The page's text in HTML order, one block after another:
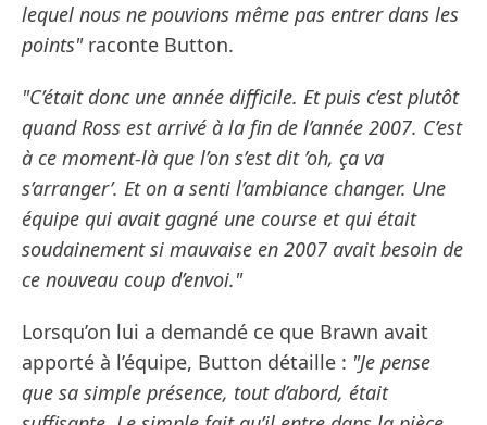
lequel nous ne pouvions même pas entrer dans les
points"raconte Button.
"C’était donc une année difficile. Et puis c’est plutôt
quand Ross est arrivé à la fin de l’année 2007. C’est
à ce moment-là que l’on s’est dit ’oh, ça va
s’arranger’. Et on a senti l’ambiance changer. Une
équipe qui avait gagné une course et qui était
soudainement si mauvaise en 2007 avait besoin de
ce nouveau coup d’envoi."
Lorsqu’on lui a demandé ce que Brawn avait
apporté à l’équipe, Button détaille : "Je pense
que sa simple présence, tout d’abord, était